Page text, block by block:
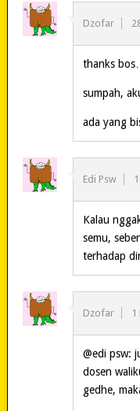
Dzofar
thanks bos…
sumpah,
ada yang
Edi Psw
Kalau
semu,
terhadap
Dzofar 1
@edi psw:
dosen
gedhe,